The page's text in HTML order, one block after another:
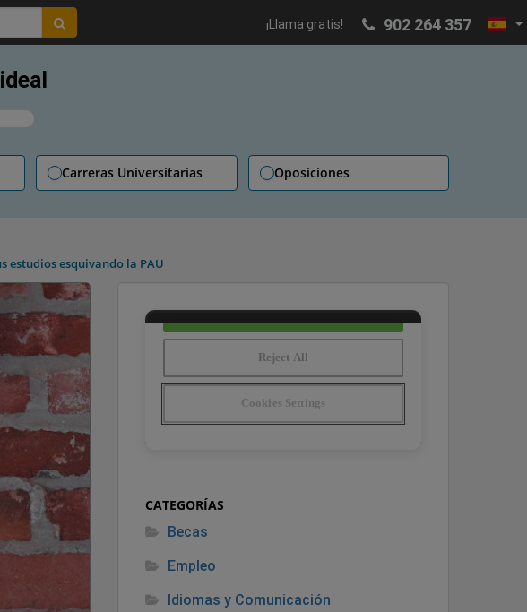
¡Llama gratis! 902 264 357
Carreras Universitarias Oposiciones
estudios esquivando la PAU
CATEGORÍAS
Becas
Empleo
Idiomas y Comunicación